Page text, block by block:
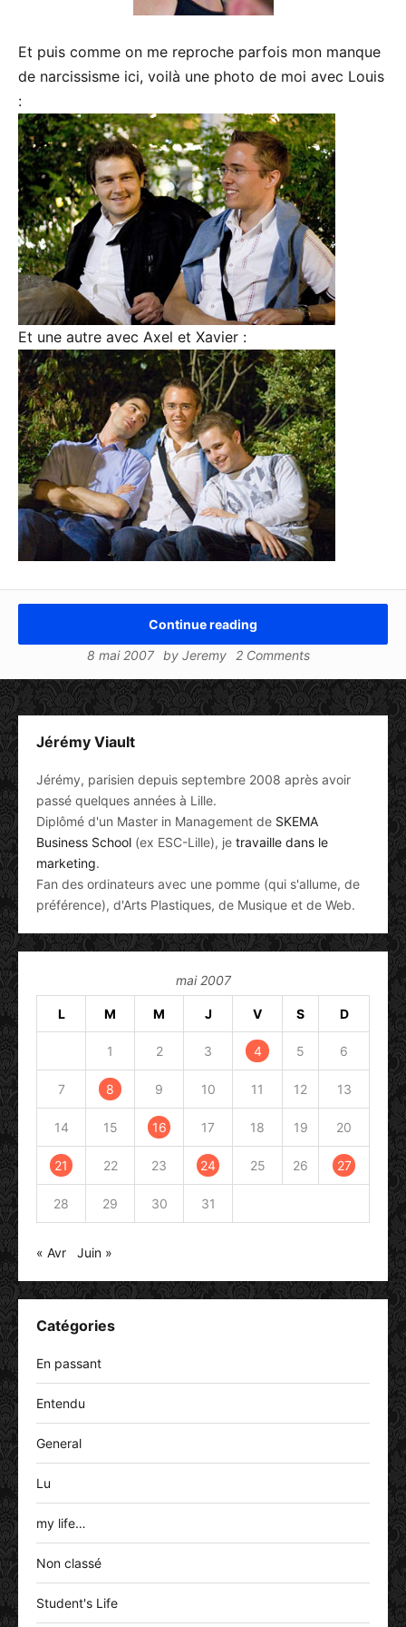
Et puis comme on me reproche parfois mon manque
de narcissisme ici, voilà une photo de moi avec Louis
:
Et une autre avec Axel et Xavier :
Continue reading
8 mai 2007 by Jeremy 2 Comments
Jérémy Viault
Jérémy, parisien depuis septembre 2008 après avoir
passé quelques années à Lille.
Diplômé d'un Master in Management de SKEMA
Business School (ex ESC-Lille), je travaille dans le
marketing.
Fan des ordinateurs avec une pomme (qui s'allume, de
préférence), d'Arts Plastiques, de Musique et de Web.
mai 2007
L M M J V S D
1 2 3 4 5 6
7 8 9 10 11 12 13
14 15 16 17 18 19 20
21 22 23 24 25 26 27
28 29 30 31
« Avr Juin »
Catégories
En passant
Entendu
General
Lu
my life…
Non classé
Student's Life